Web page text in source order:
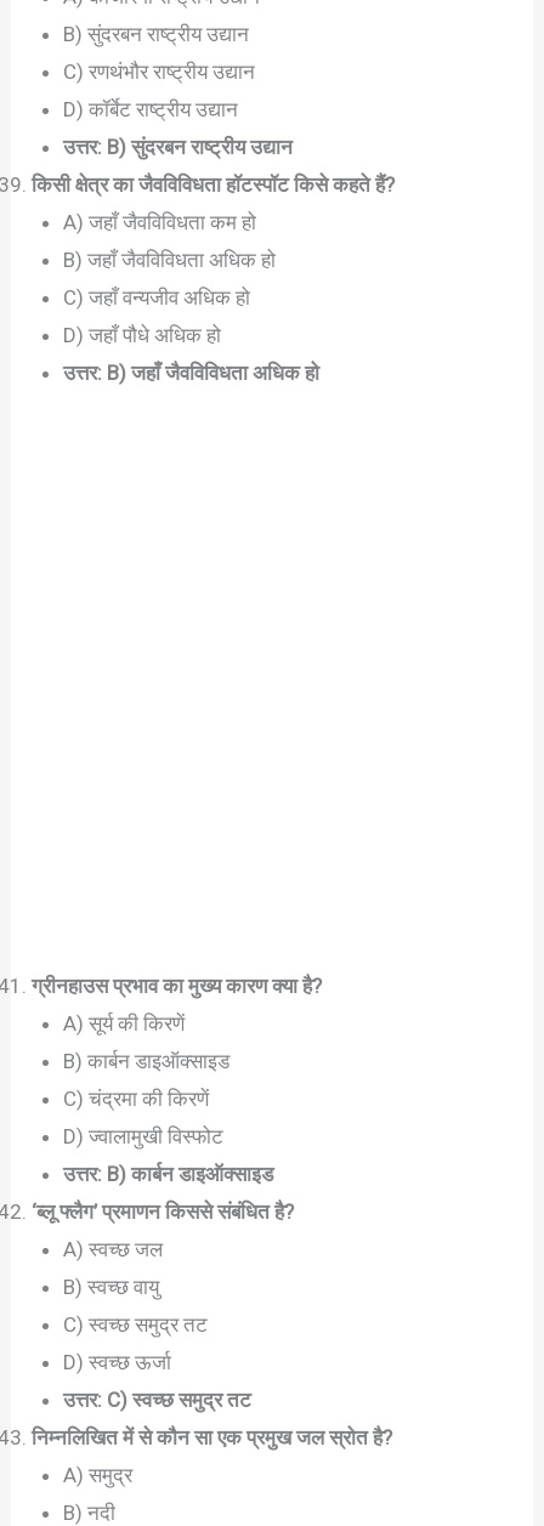
B) सुंदरबन राष्ट्रीय उद्यान
C) रणथंभौर राष्ट्रीय उद्यान
D) कॉर्बेट राष्ट्रीय उद्यान
उत्तर: B) सुंदरबन राष्ट्रीय उद्यान
किसी क्षेत्र का जैवविविधता हॉटस्पॉट किसे कहते हैं?
A) जहाँ जैवविविधता कम हो
B) जहाँ जैवविविधता अधिक हो
C) जहाँ वन्यजीव अधिक हो
D) जहाँ पौधे अधिक हो
उत्तर: B) जहाँ जैवविविधता अधिक हो
ग्रीनहाउस प्रभाव का मुख्य कारण क्या है?
A) सूर्य की किरणें
B) कार्बन डाइऑक्साइड
C) चंद्रमा की किरणें
D) ज्वालामुखी विस्फोट
उत्तर: B) कार्बन डाइऑक्साइड
‘ब्लू फ्लैग’ प्रमाणन किससे संबंधित है?
A) स्वच्छ जल
B) स्वच्छ वायु
C) स्वच्छ समुद्र तट
D) स्वच्छ ऊर्जा
उत्तर: C) स्वच्छ समुद्र तट
निम्नलिखित में से कौन सा एक प्रमुख जल स्रोत है?
A) समुद्र
B) नदी